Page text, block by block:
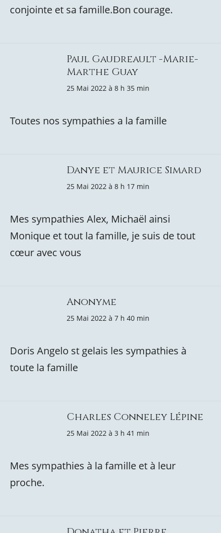
conjointe et sa famille.Bon courage.
Paul Gaudreault -Marie-
Marthe Guay
25 Mai 2022 à 8 h 35 min
Toutes nos sympathies a la famille
Danye et Maurice Simard
25 Mai 2022 à 8 h 17 min
Mes sympathies Alex, Michaël ainsi
Monique et tout la famille, je suis de tout
cœur avec vous
Anonyme
25 Mai 2022 à 7 h 40 min
Doris Angelo st gelais les sympathies à
toute la famille
Charles Conneley Lépine
25 Mai 2022 à 3 h 41 min
Mes sympathies à la famille et à leur
proche.